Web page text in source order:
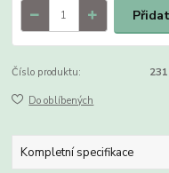
Číslo produktu:
Do oblíbených
Kompletní specifikace